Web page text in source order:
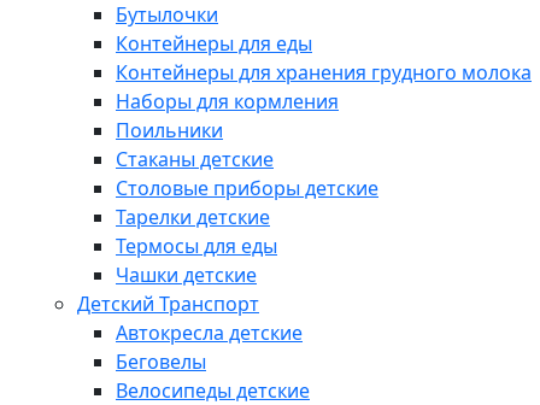
Бутылочки
Контейнеры для еды
Контейнеры для хранения грудного молока
Наборы для кормления
Поильники
Стаканы детские
Столовые приборы детские
Тарелки детские
Термосы для еды
Чашки детские
Детский Транспорт
Автокресла детские
Беговелы
Велосипеды детские